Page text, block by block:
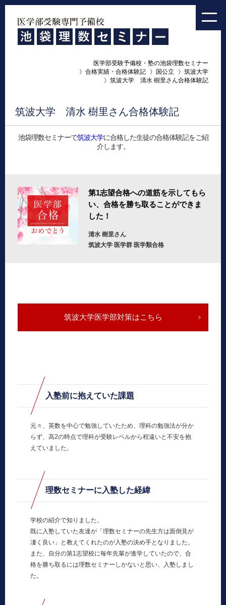
医学部受験予備校・塾の池袋理数セミナー
合格実績・合格体験記
国公立
筑波大学
筑波大学 清水 樹里さん合格体験記
筑波大学 清水 樹里さん合格体験記
池袋理数セミナーで筑波大学に合格した生徒の合格体験記をご紹
介します。
第1志望合格への道筋を示してもら
い、合格を勝ち取ることができま
した！
清水 樹里さん
筑波大学 医学群 医学類合格
筑波大学医学部対策はこちら
入塾前に抱えていた課題
元々、英数を中心で勉強していたため、理科の勉強法が分か
らず、高2の時点で理科が受験レベルから程遠いと不安を抱
えていました。
理数セミナーに入塾した経緯
学校の紹介で知りました。
既に入塾していた友達が「理数セミナーの先生方は面倒見が
凄く良い」と教えてくれたのが入塾の決め手となりました。
また、自分の第1志望校に毎年先輩が進学していたので、合
格を勝ち取るには理数セミナーしかないと思い、入塾しまし
た。